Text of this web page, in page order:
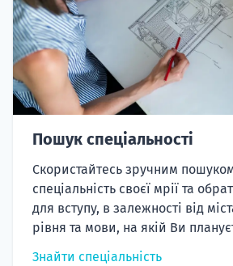
Пошук спеціальності
Скористайтесь зручним
спеціальність своєї мрії та
для вступу, в залежності від
рівня та мови, на якій Ви
Знайти спеціальність